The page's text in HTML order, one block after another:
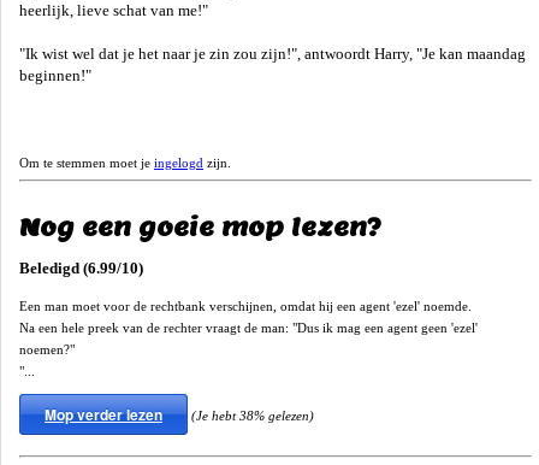
heerlijk, lieve schat van me!"
"Ik wist wel dat je het naar je zin zou zijn!", antwoordt Harry, "Je kan maandag
beginnen!"
Om te stemmen moet je ingelogd zijn.
Nog een goeie mop lezen?
Beledigd (6.99/10)
Een man moet voor de rechtbank verschijnen, omdat hij een agent 'ezel' noemde.
Na een hele preek van de rechter vraagt de man: "Dus ik mag een agent geen 'ezel'
noemen?"
"...
Mop verder lezen (Je hebt 38% gelezen)